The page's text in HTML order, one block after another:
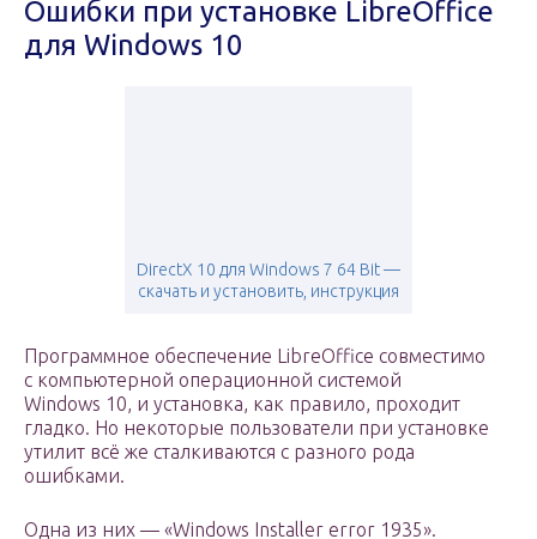
Ошибки при установке LibreOffice
для Windows 10
DirectX 10 для Windows 7 64 Bit —
скачать и установить, инструкция
Программное обеспечение LibreOffice совместимо
с компьютерной операционной системой
Windows 10, и установка, как правило, проходит
гладко. Но некоторые пользователи при установке
утилит всё же сталкиваются с разного рода
ошибками.
Одна из них — «Windows Installer error 1935».